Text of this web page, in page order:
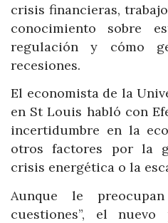
crisis financieras,
conocimiento sobre
regulación y cómo
recesiones.
El economista de la
en St Louis habló con
incertidumbre en la
otros factores por la
crisis energética o la
Aunque le
cuestiones”, el